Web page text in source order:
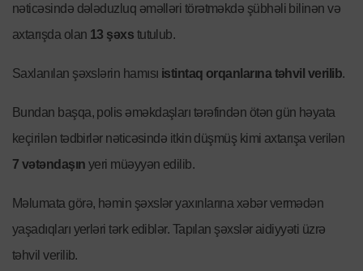
nəticəsində dələduzluq əməlləri törətməkdə şübhəli bilinən və
axtarışda olan 13 şəxs tutulub.
Saxlanılan şəxslərin hamısı istintaq orqanlarına təhvil verilib.
Bundan başqa, polis əməkdaşları tərəfindən ötən gün həyata
keçirilən tədbirlər nəticəsində itkin düşmüş kimi axtarışa verilən
7 vətəndaşın yeri müəyyən edilib.
Məlumata görə, həmin şəxslər yaxınlarına xəbər vermədən
yaşadıqları yerləri tərk ediblər. Tapılan şəxslər aidiyyəti üzrə
təhvil verilib.